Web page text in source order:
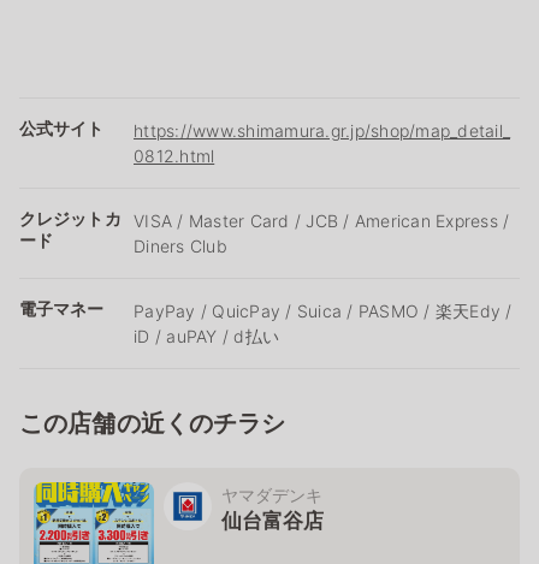
公式サイト
https://www.shimamura.gr.jp/shop/map_detail_
0812.html
クレジットカ
ード
VISA / Master Card / JCB / American Express /
Diners Club
電子マネー
PayPay / QuicPay / Suica / PASMO / 楽天Edy /
iD / auPAY / d払い
この店舗の近くのチラシ
ヤマダデンキ
仙台富谷店